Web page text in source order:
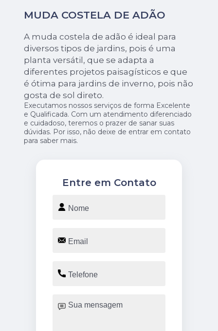
MUDA COSTELA DE ADÃO
A muda costela de adão é ideal para
diversos tipos de jardins, pois é uma
planta versátil, que se adapta a
diferentes projetos paisagísticos e que
é ótima para jardins de inverno, pois não
gosta de sol direto.
Executamos nossos serviços de forma Excelente
e Qualificada. Com um atendimento diferenciado
e cuidadoso, teremos o prazer de sanar suas
dúvidas. Por isso, não deixe de entrar em contato
para saber mais.
Entre em Contato